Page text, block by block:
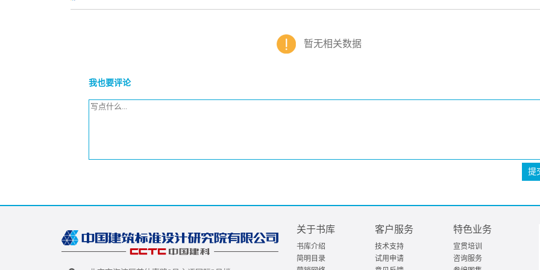
暂无相关数据
我也要评论
提
关于书库
书库介绍
简明目录
客户服务
技术支持
试用申请
特色业务
宣贯培训
咨询服务